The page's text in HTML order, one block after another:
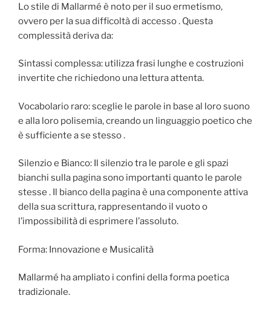
Lo stile di Mallarmé è noto per il suo ermetismo,
ovvero per la sua difficoltà di accesso . Questa
complessità deriva da:
Sintassi complessa: utilizza frasi lunghe e costruzioni
invertite che richiedono una lettura attenta.
Vocabolario raro: sceglie le parole in base al loro suono
e alla loro polisemia, creando un linguaggio poetico che
è sufficiente a se stesso .
Silenzio e Bianco: Il silenzio tra le parole e gli spazi
bianchi sulla pagina sono importanti quanto le parole
stesse . Il bianco della pagina è una componente attiva
della sua scrittura, rappresentando il vuoto o
l’impossibilità di esprimere l’assoluto.
Forma: Innovazione e Musicalità
Mallarmé ha ampliato i confini della forma poetica
tradizionale.